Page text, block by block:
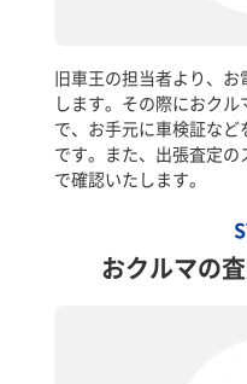
旧車王の担当者より、
します。その際におク
で、お手元に車検証な
です。また、出張査定
で確認いたします。
おクルマの